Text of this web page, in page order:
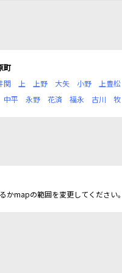
町
関 上 上野 大矢 小野 上豊松
中平 永野 花済 福永 古川 牧
かmapの範囲を変更してください。